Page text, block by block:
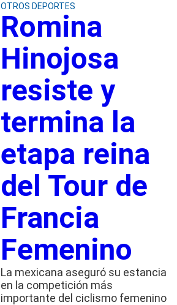
OTROS DEPORTES
Romina
Hinojosa
resiste y
termina la
etapa reina
del Tour de
Francia
Femenino
La mexicana aseguró su estancia
en la competición más
importante del ciclismo femenino